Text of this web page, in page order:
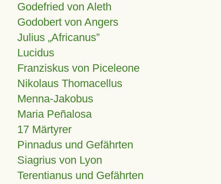
Godefried von Aleth
Godobert von Angers
Julius Africanus
Lucidus
Franziskus von Piceleone
Nikolaus Thomacellus
Menna-Jakobus
Maria Peñalosa
17 Märtyrer
Pinnadus und Gefährten
Siagrius von Lyon
Terentianus und Gefährten